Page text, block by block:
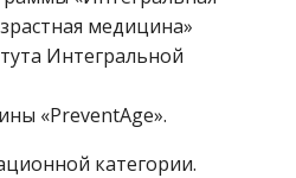
медицина»
Интегральной
«PreventAge».
категории.